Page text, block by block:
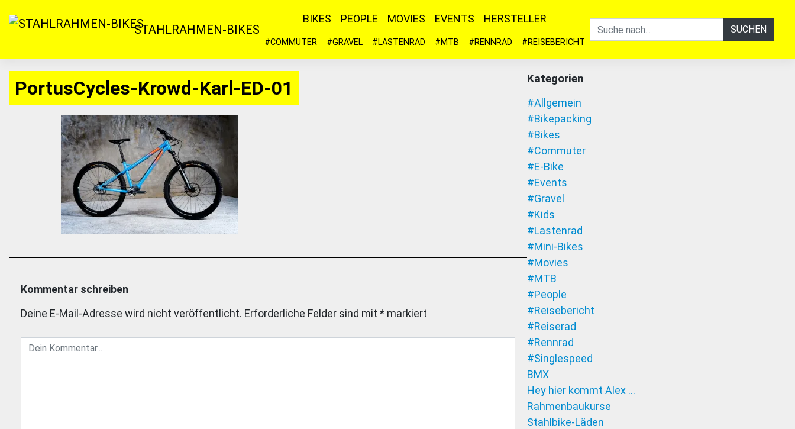
Inhalt
STAHLRAHMEN-BIKES SUCHEN
BIKES PEOPLE MOVIES EVENTS HERSTELLER
#COMMUTER #GRAVEL #LASTENRAD #MTB #RENNRAD #REISEBERICHT
PortusCycles-Krowd-Karl-ED-01
Kommentar schreiben
Deine E-Mail-Adresse wird nicht veröffentlicht. Erforderliche Felder sind mit * markiert
Kategorien
#Allgemein
#Bikepacking
#Bikes
#Commuter
#E-Bike
#Events
#Gravel
#Kids
#Lastenrad
#Mini-Bikes
#Movies
#MTB
#People
#Reisebericht
#Reiserad
#Rennrad
#Singlespeed
BMX
Hey hier kommt Alex …
Rahmenbaukurse
Stahlbike-Läden